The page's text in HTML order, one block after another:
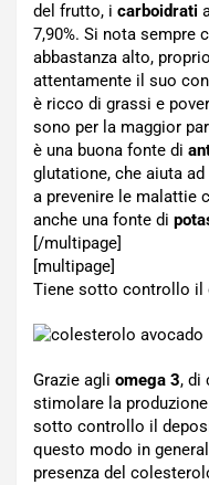
del frutto, i carboidrati
7,90%. Si nota sempre
abbastanza alto,
attentamente il suo
è ricco di grassi e
sono per la maggior
è una buona fonte di
glutatione, che aiuta
a prevenire le malattie
anche una fonte di
[/multipage]
[multipage]
Tiene sotto controllo il
Grazie agli omega 3, di
stimolare la
sotto controllo il
questo modo in
presenza del